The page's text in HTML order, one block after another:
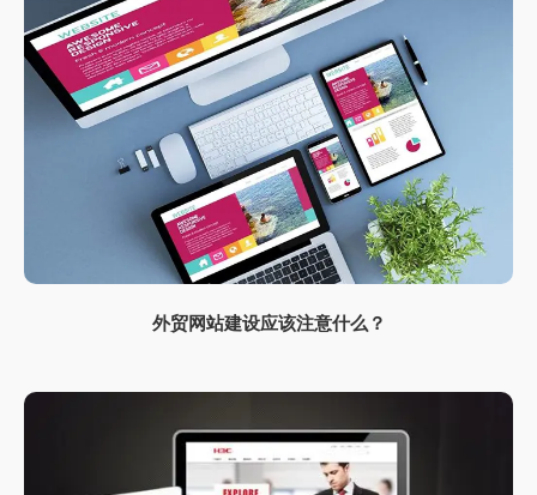
外贸网站建设应该注意什么？